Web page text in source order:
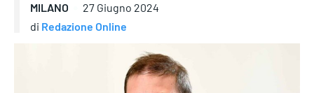
MILANO
27 Giugno 2024
di Redazione Online